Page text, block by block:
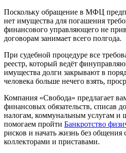
Поскольку обращение в МФЦ
нет имущества для погашения
финансового управляющего не
договорам занимает всего полгода.
При судебной процедуре все
реестр, который ведёт
имущества долги закрывают в
человека больше нечего взять,
Компания «Свобода» предлагает
финансовых обязательств, списав
налогам, коммунальным услугам
помогаем пройти Банкротство
рисков и начать жизнь без общения
коллекторами и приставами.